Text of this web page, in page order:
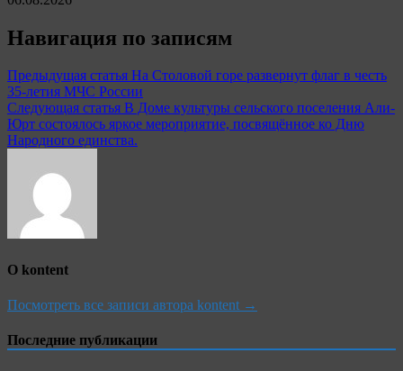
Навигация по записям
Предыдущая статья На Столовой горе развернут флаг в честь
35-летия МЧС России
Следующая статья В Доме культуры сельского поселения Али-
Юрт состоялось яркое мероприятие, посвящённое ко Дню
Народного единства.
О kontent
Посмотреть все записи автора kontent →
Последние публикации